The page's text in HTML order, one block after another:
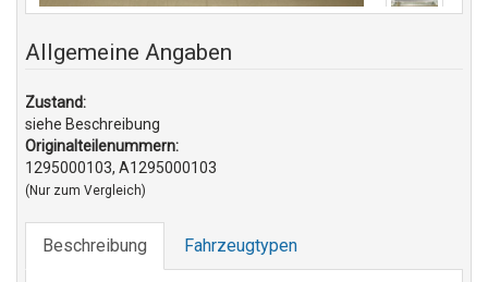
Allgemeine Angaben
Zustand:
siehe Beschreibung
Originalteilenummern:
1295000103, A1295000103
(Nur zum Vergleich)
Beschreibung Fahrzeugtypen